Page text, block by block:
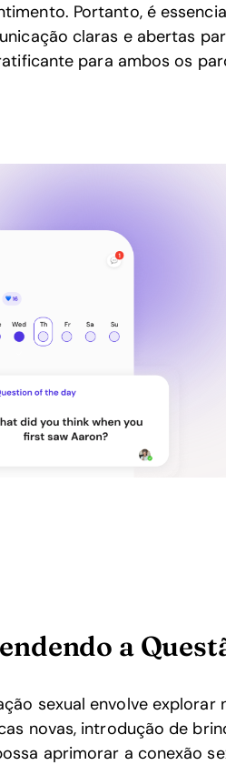
Portanto, é
claras e abertas
para ambos os
a
sexual envolve
novas, introdução de
aprimorar a conexão